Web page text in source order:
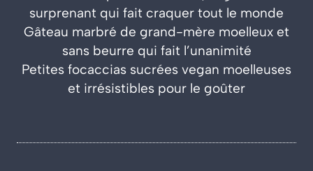
surprenant qui fait craquer tout le monde
Gâteau marbré de grand-mère moelleux et
sans beurre qui fait l’unanimité
Petites focaccias sucrées vegan moelleuses
et irrésistibles pour le goûter